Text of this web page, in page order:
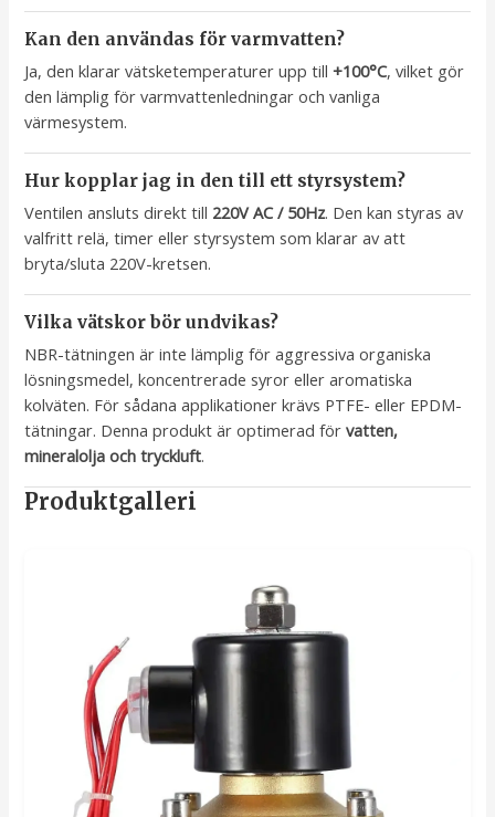
Kan den användas för varmvatten?
Ja, den klarar vätsketemperaturer upp till+100°C, vilket gör
den lämplig för varmvattenledningar och vanliga
värmesystem.
Hur kopplar jag in den till ett styrsystem?
Ventilen ansluts direkt till 220V AC / 50Hz. Den kan styras av
valfritt relä, timer eller styrsystem som klarar av att
bryta/sluta 220V-kretsen.
Vilka vätskor bör undvikas?
NBR-tätningen är inte lämplig för aggressiva organiska
lösningsmedel, koncentrerade syror eller aromatiska
kolväten. För sådana applikationer krävs PTFE- eller EPDM-
tätningar. Denna produkt är optimerad förvatten,
mineralolja och tryckluft.
Produktgalleri